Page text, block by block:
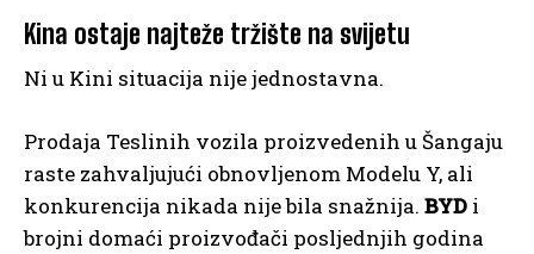
Kina ostaje najteže tržište na svijetu
Ni u Kini situacija nije jednostavna.
Prodaja Teslinih vozila proizvedenih u Šangaju
raste zahvaljujući obnovljenom Modelu Y, ali
konkurencija nikada nije bila snažnija. BYD i
brojni domaći proizvođači posljednjih godina